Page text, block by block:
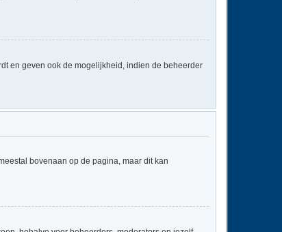
en geven ook de mogelijkheid, indien de beheerder
bovenaan op de pagina, maar dit kan